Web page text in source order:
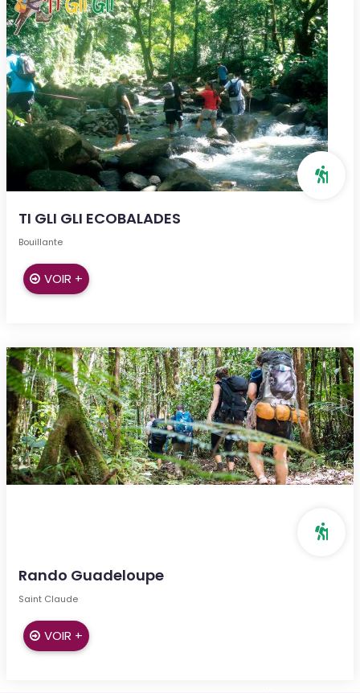
TI GLI GLI ECOBALADES
Bouillante
VOIR +
Rando Guadeloupe
Saint Claude
VOIR +